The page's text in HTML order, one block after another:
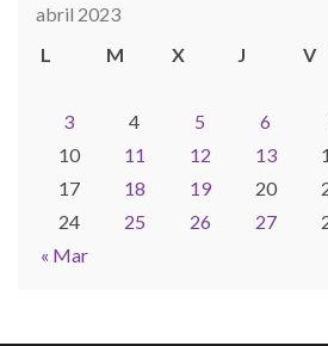
abril 2023
L
M X J V
« Mar
3
4 5 6
10
11 12 13
17
18 19 20
24
25 26 27